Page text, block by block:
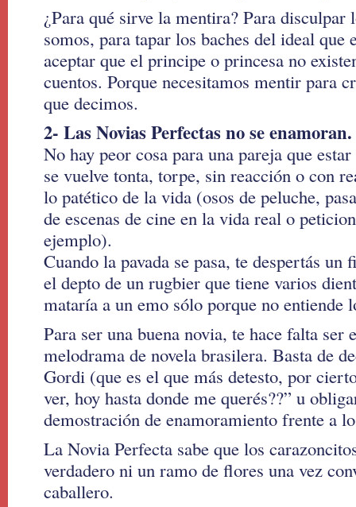
¿Para qué sirve la mentira? Para disculpar
somos, para tapar los baches del ideal que
aceptar que el principe o princesa no
cuentos. Porque necesitamos mentir para
que decimos.
2- Las Novias Perfectas no se enamoran.
No hay peor cosa para una pareja que
se vuelve tonta, torpe, sin reacción o con
lo patético de la vida (osos de peluche,
de escenas de cine en la vida real o
ejemplo).
Cuando la pavada se pasa, te despertás un
el depto de un rugbier que tiene varios
mataría a un emo sólo porque no entiende
Para ser una buena novia, te hace falta ser
melodrama de novela brasilera. Basta de
Gordi (que es el que más detesto, por
ver, hoy hasta donde me querés??” u
demostración de enamoramiento frente a
La Novia Perfecta sabe que los
verdadero ni un ramo de flores una vez
caballero.